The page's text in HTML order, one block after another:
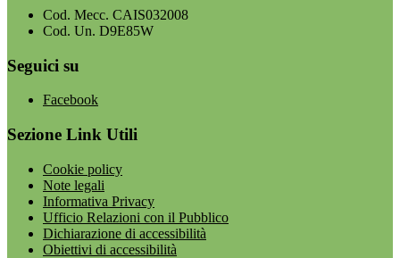
Cod. Mecc. CAIS032008
Cod. Un. D9E85W
Seguici su
Facebook
Sezione Link Utili
Cookie policy
Note legali
Informativa Privacy
Ufficio Relazioni con il Pubblico
Dichiarazione di accessibilità
Obiettivi di accessibilità